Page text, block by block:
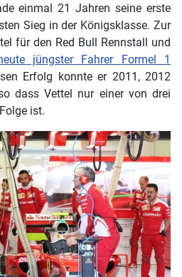
einmal 21 Jahren seine erste
Sieg in der Königsklasse. Zur
für den Red Bull Rennstall und
jüngster Fahrer Formel 1
Erfolg konnte er 2011, 2012
dass Vettel nur einer von drei
ist.